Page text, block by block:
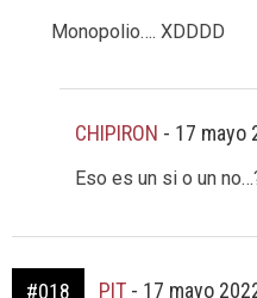
Monopolio…. XDDDD
CHIPIRON - 17 mayo
Eso es un si o un
#018 PIT - 17 mayo